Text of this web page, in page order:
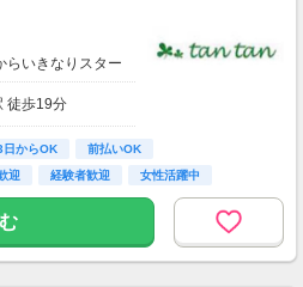
らいきなりスター
年後には必ず155
た給料の一部を
無料。
徒歩19分
日からOK
前払いOK
迎 経験者歓迎
女性活躍中